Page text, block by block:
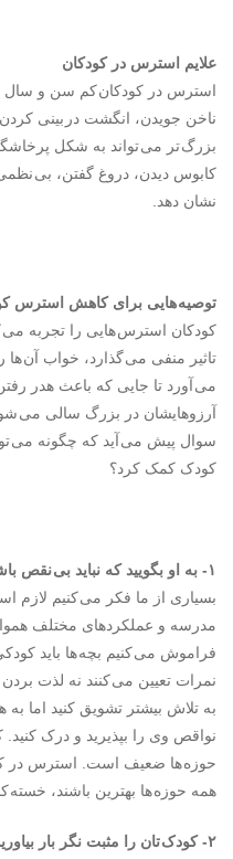
علایم استرس در کودکان
استرس در کودکان کم سن و
ناخن جویدن، انگشت در بینی
بزرگ تر می تواند به شکل
کابوس دیدن، دروغ گفتن، بی
نشان دهد.
توصیه هایی برای کاهش استرس
کودکان استرس هایی را تجربه می
تاثیر منفی می گذارد، خواب آن
می آورد تا جایی که باعث هدر
آرزوهایشان در بزرگ سالی می
سوال پیش می آید که چگونه می
کودک کمک کرد؟
۱- به او بگویید که نباید بی نقص باشد!
بسیاری از ما فکر می کنیم لازم
مدرسه و عملکردهای مختلف
فراموش می کنیم بچه ها باید
نمرات تعیین می کنند نه لذت
به تلاش بیشتر تشویق کنید اما
نواقص وی را بپذیرید و درک کنید.
حوزه ها ضعیف است. استرس در
همه حوزه ها بهترین باشند، خسته
۲- کودک تان را مثبت نگر بار بیاورید